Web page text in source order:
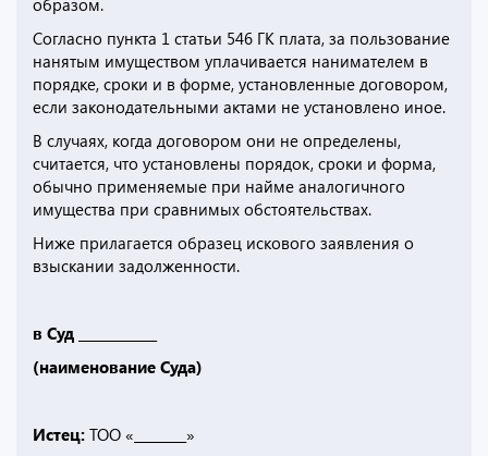
образом.
Согласно пункта 1 статьи 546 ГК плата, за пользование
нанятым имуществом уплачивается нанимателем в
порядке, сроки и в форме, установленные договором,
если законодательными актами не установлено иное.
В случаях, когда договором они не определены,
считается, что установлены порядок, сроки и форма,
обычно применяемые при найме аналогичного
имущества при сравнимых обстоятельствах.
Ниже прилагается образец искового заявления о
взыскании задолженности.
в Суд ____________
(наименование Суда)
Истец: ТОО «________»